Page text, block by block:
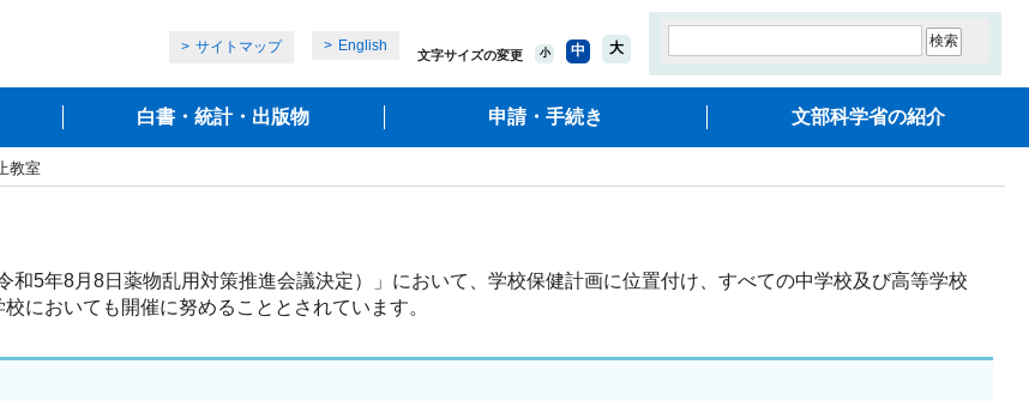
サイトマップ English
文字サイズの変更 小 中 大
白書・統計・出版物 申請・手続き 文部科学省の紹介
教室
5年8月8日薬物乱用対策推進会議決定）」において、学校保健計画に位置付け、すべての中学校及び高等学校
においても開催に努めることとされています。